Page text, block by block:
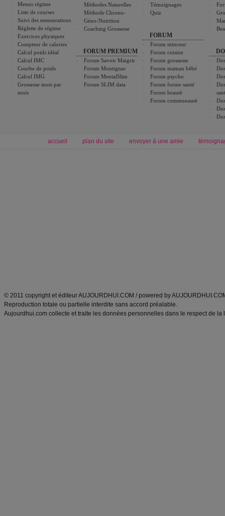
Menus régime
Liste de courses
Suivi des mensurations
Réglette de régime
Exercices physiques
Compteur de calories
Calcul poids idéal
Calcul IMC
Courbe de poids
Calcul IMG
Grossesse mois par
mois
Méthodes Naturelles
Méthode Chrono-
Géno-Nutrition
Coaching Grossesse
FORUM PREMIUM
Forum Savoir Maigrir
Forum Montignac
Forum MentalSlim
Forum SLIM data
Témoignages
Quiz
FORUM
Forum minceur
Forum cuisine
Forum grossesse
Forum maman bébé
Forum psycho
Forum forme santé
Forum beauté
Forum communauté
accueil plan du site envoyer à une amie
© 2011 copyright et éditeur AUJOURDHUI.COM / powered by
Reproduction totale ou partielle interdite sans accord préalable.
Aujourdhui.com collecte et traite les données personnelles dans le respect de